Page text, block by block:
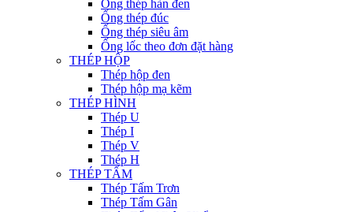
Ống thép hàn đen
Ống thép đúc
Ống thép siêu âm
Ống lốc theo đơn đặt hàng
THÉP HỘP
Thép hộp đen
Thép hộp mạ kẽm
THÉP HÌNH
Thép U
Thép I
Thép V
Thép H
THÉP TẤM
Thép Tấm Trơn
Thép Tấm Gân